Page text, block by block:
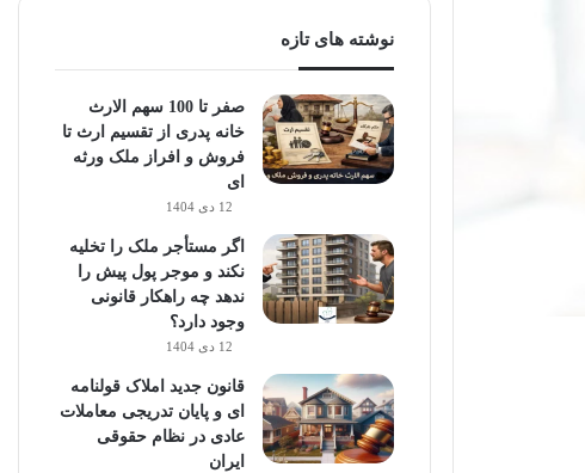
نوشته های تازه
صفر تا 100 سهم الارث
خانه پدری از تقسیم ارث تا
فروش و افراز ملک ورثه
ای
12 دی 1404
اگر مستأجر ملک را تخلیه
نکند و موجر پول پیش را
ندهد چه راهکار قانونی
وجود دارد؟
12 دی 1404
قانون جدید املاک قولنامه
ای و پایان تدریجی معاملات
عادی در نظام حقوقی
ایران